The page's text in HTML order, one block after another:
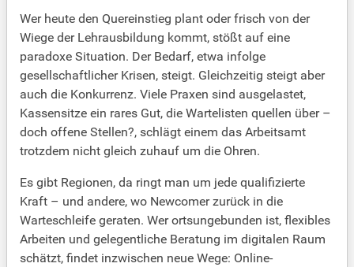
Wer heute den Quereinstieg plant oder frisch von der
Wiege der Lehrausbildung kommt, stößt auf eine
paradoxe Situation. Der Bedarf, etwa infolge
gesellschaftlicher Krisen, steigt. Gleichzeitig steigt aber
auch die Konkurrenz. Viele Praxen sind ausgelastet,
Kassensitze ein rares Gut, die Wartelisten quellen über –
doch offene Stellen?, schlägt einem das Arbeitsamt
trotzdem nicht gleich zuhauf um die Ohren.
Es gibt Regionen, da ringt man um jede qualifizierte
Kraft – und andere, wo Newcomer zurück in die
Warteschleife geraten. Wer ortsungebunden ist, flexibles
Arbeiten und gelegentliche Beratung im digitalen Raum
schätzt, findet inzwischen neue Wege: Online-